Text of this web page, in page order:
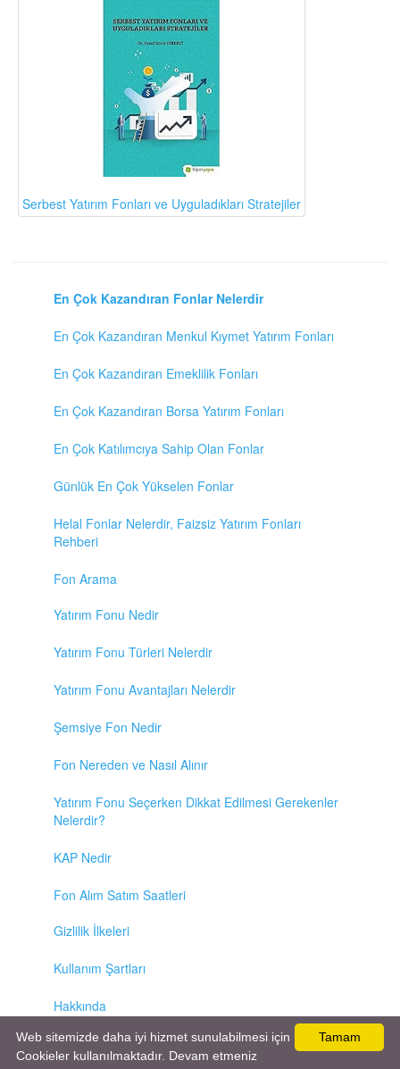
Serbest Yatırım Fonları ve Uyguladıkları Stratejiler
En Çok Kazandıran Fonlar Nelerdir
En Çok Kazandıran Menkul Kıymet Yatırım Fonları
En Çok Kazandıran Emeklilik Fonları
En Çok Kazandıran Borsa Yatırım Fonları
En Çok Katılımcıya Sahip Olan Fonlar
Günlük En Çok Yükselen Fonlar
Helal Fonlar Nelerdir, Faizsiz Yatırım Fonları
Rehberi
Fon Arama
Yatırım Fonu Nedir
Yatırım Fonu Türleri Nelerdir
Yatırım Fonu Avantajları Nelerdir
Şemsiye Fon Nedir
Fon Nereden ve Nasıl Alınır
Yatırım Fonu Seçerken Dikkat Edilmesi Gerekenler
Nelerdir?
KAP Nedir
Fon Alım Satım Saatleri
Gizlilik İlkeleri
Kullanım Şartları
Hakkında
İletişim / Reklam Tamam
Web sitemizde daha iyi hizmet sunulabilmesi için
Cookieler kullanılmaktadır. Devam etmeniz